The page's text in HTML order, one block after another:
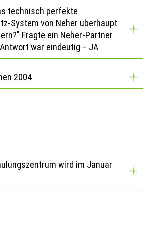
technisch perfekte
System von Neher überhaupt
Fragte ein Neher-Partner
war eindeutig – JA
2004
wird im Januar